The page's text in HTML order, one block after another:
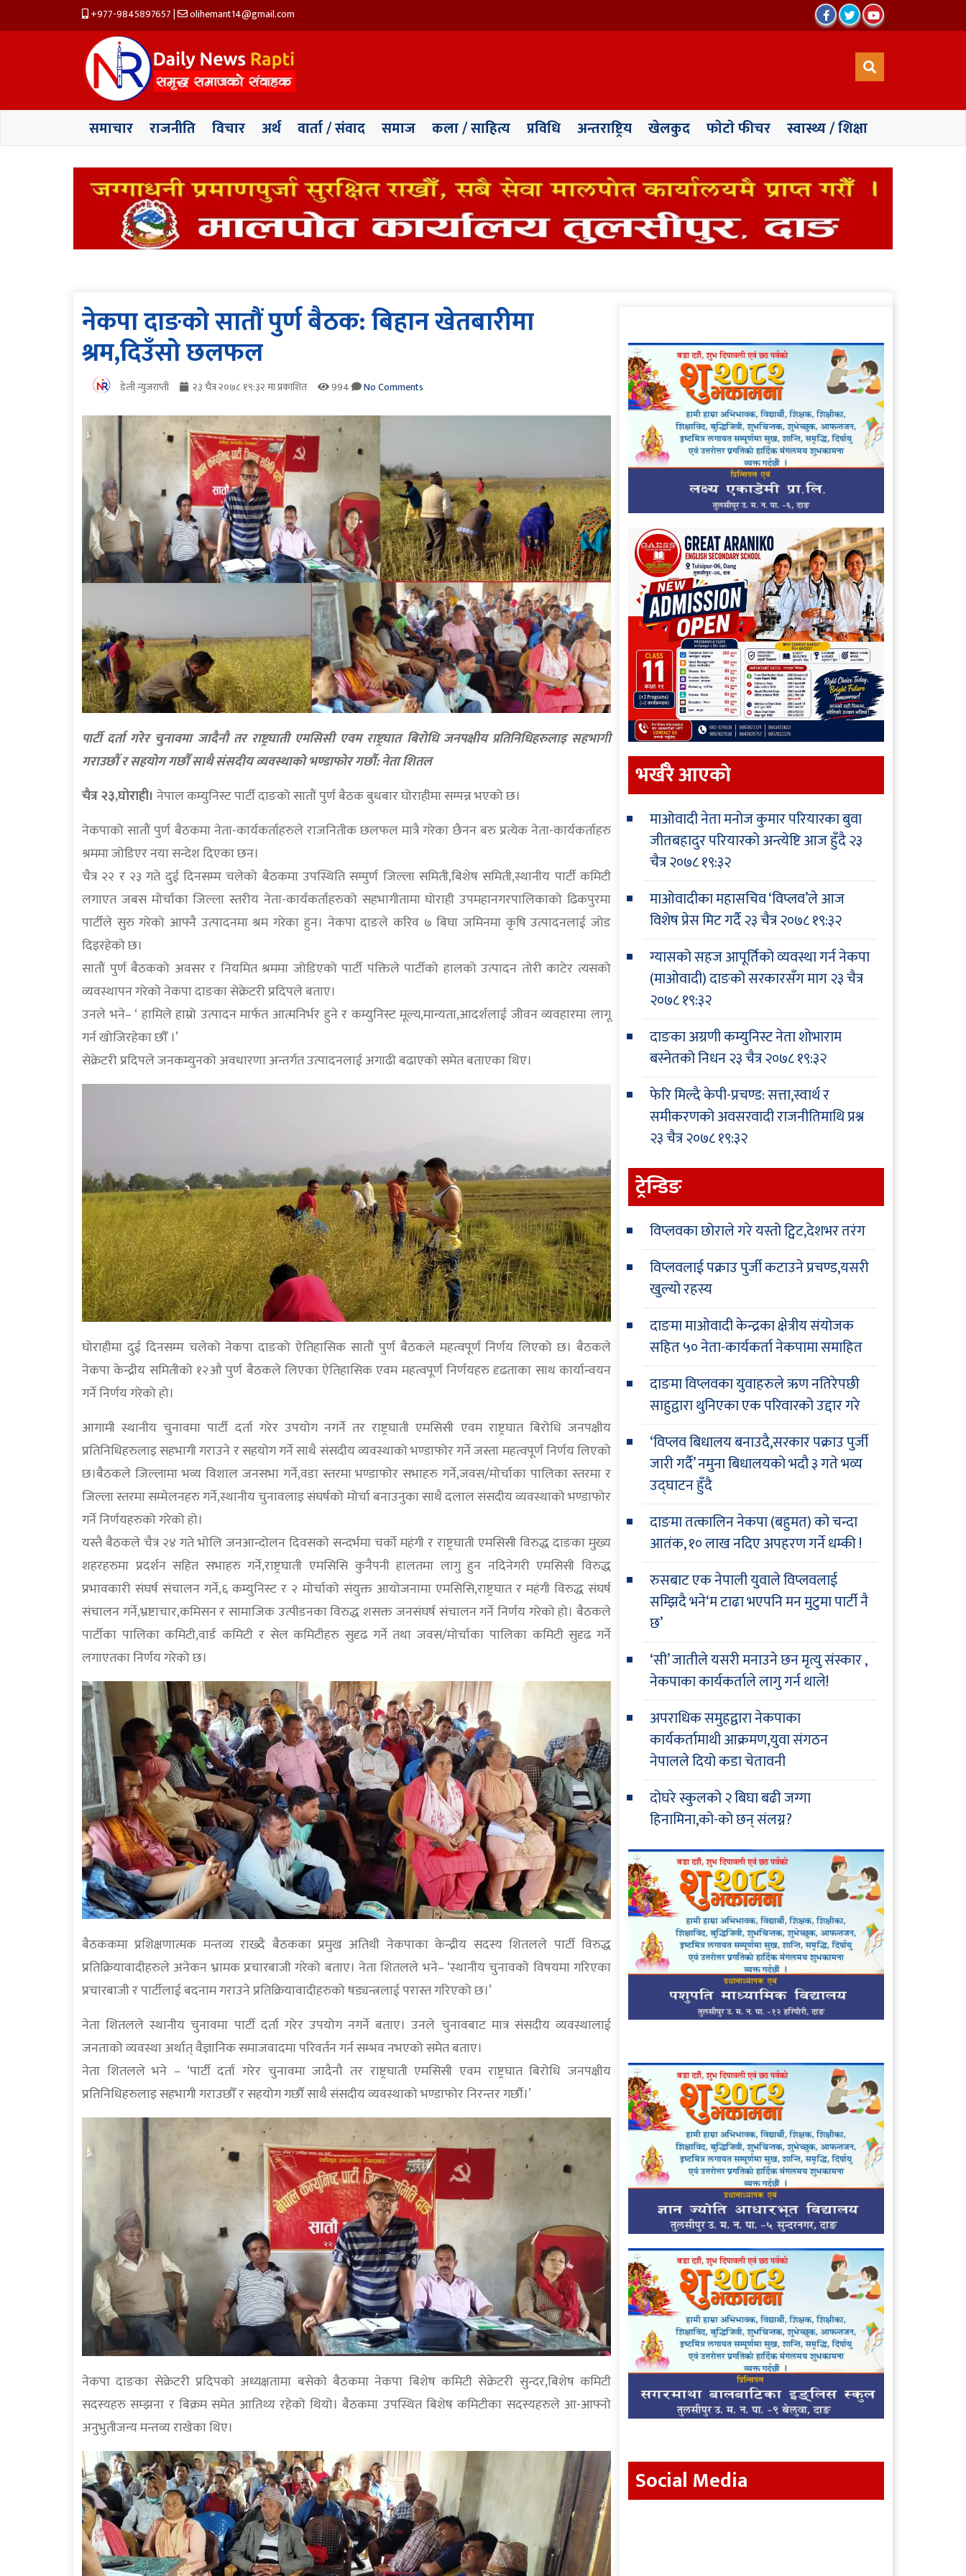
+977-9845897657| olihemant14@gmail.com
समाचार राजनीति विचार अर्थ वार्ता / संवाद समाज कला / साहित्य प्रविधि अन्तराष्ट्रिय खेलकुद फाेटाे फीचर स्वास्थ्य / शिक्षा
नेकपा दाङको सातौं पुर्ण बैठक: बिहान खेतबारीमा
श्रम,दिउँसो छलफल
डेली न्युजराप्ती २३ चैत्र २०७८ १९:३२ मा प्रकाशित 994 No Comments
पार्टी दर्ता गरेर चुनावमा जादैनौ तर राष्ट्रघाती एमसिसी एवम राष्ट्रघात बिरोधि जनपक्षीय प्रतिनिधिहरुलाइ सहभागी
गराउछौँ र सहयोग गर्छौं साथै संसदीय व्यवस्थाको भण्डाफोर गर्छौ: नेता शितल
चैत्र २३,घोराही। नेपाल कम्युनिस्ट पार्टी दाङको सातौं पुर्ण बैठक बुधबार घोराहीमा सम्पन्न भएको छ।
नेकपाको सातौं पुर्ण बैठकमा नेता-कार्यकर्ताहरुले राजनितीक छलफल मात्रै गरेका छैनन बरु प्रत्येक नेता-कार्यकर्ताहरु
श्रममा जोडिएर नया सन्देश दिएका छन।
चैत्र २२ र २३ गते दुई दिनसम्म चलेको बैठकमा उपस्थिति सम्पुर्ण जिल्ला समिती,बिशेष समिती,स्थानीय पार्टी कमिटी
लगाएत जबस मोर्चाका जिल्ला स्तरीय नेता-कार्यकर्ताहरुको सहभागीतामा घोराही उपमहानगरपालिकाको ढिकपुरमा
पार्टीले सुरु गरेको आफ्नै उत्पादनमा श्रम गरेका हुन। नेकपा दाङले करिव ७ बिघा जमिनमा कृषि उत्पादनलाई जोड
दिइरहेको छ।
सातौं पुर्ण बैठकको अवसर र नियमित श्रममा जोडिएको पार्टी पंक्तिले पार्टीको हालको उत्पादन तोरी काटेर त्यसको
व्यवस्थापन गरेको नेकपा दाङका सेक्रेटरी प्रदिपले बताए।
उनले भने– ‘ हामिले हाम्रो उत्पादन मार्फत आत्मनिर्भर हुने र कम्युनिस्ट मूल्य,मान्यता,आदर्शलाई जीवन व्यवहारमा लागू
गर्न खोजिरहेका छौँ ।’
सेक्रेटरी प्रदिपले जनकम्युनको अवधारणा अन्तर्गत उत्पादनलाई अगाढी बढाएको समेत बताएका थिए।
घोराहीमा दुई दिनसम्म चलेको नेकपा दाङको ऐतिहासिक सातौं पुर्ण बैठकले महत्वपूर्ण निर्णय लिएको छ। बैठकले
नेकपा केन्द्रीय समितीको १२औ पुर्ण बैठकले लिएका ऐतिहासिक एवम महत्वपूर्ण निर्णयहरु दृढताका साथ कार्यान्वयन
गर्ने निर्णय गरेको हो।
आगामी स्थानीय चुनावमा पार्टी दर्ता गरेर उपयोग नगर्ने तर राष्ट्रघाती एमसिसी एवम राष्ट्रघात बिरोधि जनपक्षीय
प्रतिनिधिहरुलाइ सहभागी गराउने र सहयोग गर्ने साथै संसदीय व्यवस्थाको भण्डाफोर गर्ने जस्ता महत्वपूर्ण निर्णय लिएको
छ।बैठकले जिल्लामा भव्य विशाल जनसभा गर्ने,वडा स्तरमा भण्डाफोर सभाहरु गर्ने,जवस/मोर्चाका पालिका स्तरमा र
जिल्ला स्तरमा सम्मेलनहरु गर्ने,स्थानीय चुनावलाइ संघर्षको मोर्चा बनाउनुका साथै दलाल संसदीय व्यवस्थाको भण्डाफोर
गर्ने निर्णयहरुको गरेको हो।
यस्तै बैठकले चैत्र २४ गते भोलि जनआन्दोलन दिवसको सन्दर्भमा चर्को महंगी र राष्ट्रघाती एमसिसी विरुद्ध दाङका मुख्य
शहरहरुमा प्रदर्शन सहित सभाहरु गर्ने,राष्ट्रघाती एमसिसि कुनैपनी हालतमा लागु हुन नदिनेगरी एमसिसी विरुद्ध
प्रभावकारी संघर्ष संचालन गर्ने,६ कम्युनिस्ट र २ मोर्चाको संयुक्त आयोजनामा एमसिसि,राष्ट्रघात र महंगी विरुद्ध संघर्ष
संचालन गर्ने,भ्रष्टाचार,कमिसन र सामाजिक उत्पीडनका विरुद्ध शसक्त जनसंघर्ष संचालन गर्ने निर्णय गरेको हो। बैठकले
पार्टीका पालिका कमिटी,वार्ड कमिटी र सेल कमिटीहरु सुदृढ गर्ने तथा जवस/मोर्चाका पालिका कमिटी सुदृढ गर्ने
लगाएतका निर्णय गरेको छ।
बैठककमा प्रशिक्षणात्मक मन्तव्य राख्दै बैठकका प्रमुख अतिथी नेकपाका केन्द्रीय सदस्य शितलले पार्टी विरुद्ध
प्रतिक्रियावादीहरुले अनेकन भ्रामक प्रचारबाजी गरेको बताए। नेता शितलले भने– ‘स्थानीय चुनावको विषयमा गरिएका
प्रचारबाजी र पार्टीलाई बदनाम गराउने प्रतिक्रियावादीहरुको षड्यन्त्रलाई परास्त गरिएको छ।’
नेता शितलले स्थानीय चुनावमा पार्टी दर्ता गरेर उपयोग नगर्ने बताए। उनले चुनावबाट मात्र संसदीय व्यवस्थालाई
जनताको व्यवस्था अर्थात् वैज्ञानिक समाजवादमा परिवर्तन गर्न सम्भव नभएको समेत बताए।
नेता शितलले भने – ‘पार्टी दर्ता गरेर चुनावमा जादैनौ तर राष्ट्रघाती एमसिसी एवम राष्ट्रघात बिरोधि जनपक्षीय
प्रतिनिधिहरुलाइ सहभागी गराउछौँ र सहयोग गर्छौं साथै संसदीय व्यवस्थाको भण्डाफोर निरन्तर गर्छौ।’
नेकपा दाङका सेक्रेटरी प्रदिपको अध्यक्षतामा बसेको बैठकमा नेकपा बिशेष कमिटी सेक्रेटरी सुन्दर,बिशेष कमिटी
सदस्यहरु सम्झना र बिक्रम समेत आतिथ्य रहेको थियो। बैठकमा उपस्थित बिशेष कमिटीका सदस्यहरुले आ-आफ्नो
अनुभुतीजन्य मन्तव्य राखेका थिए।
भर्खरै आएकाे
माओवादी नेता मनोज कुमार परियारका बुवा
जीतबहादुर परियारको अन्त्येष्टि आज हुँदै२३
चैत्र २०७८ १९:३२
माओवादीका महासचिव ‘विप्लव’ले आज
विशेष प्रेस मिट गर्दै२३ चैत्र २०७८ १९:३२
ग्यासको सहज आपूर्तिको व्यवस्था गर्न नेकपा
(माओवादी) दाङको सरकारसँग माग२३ चैत्र
२०७८ १९:३२
दाङका अग्रणी कम्युनिस्ट नेता शोभाराम
बस्नेतको निधन२३ चैत्र २०७८ १९:३२
फेरि मिल्दै केपी-प्रचण्ड: सत्ता,स्वार्थ र
समीकरणको अवसरवादी राजनीतिमाथि प्रश्न
२३ चैत्र २०७८ १९:३२
ट्रेन्डिङ
विप्लवका छोराले गरे यस्तो ट्विट,देशभर तरंग
विप्लवलाई पक्राउ पुर्जी कटाउने प्रचण्ड,यसरी
खुल्यो रहस्य
दाङमा माओवादी केन्द्रका क्षेत्रीय संयोजक
सहित ५० नेता-कार्यकर्ता नेकपामा समाहित
दाङमा विप्लवका युवाहरुले ऋण नतिरेपछी
साहुद्वारा थुनिएका एक परिवारको उद्दार गरे
‘विप्लव बिधालय बनाउदै,सरकार पक्राउ पुर्जी
जारी गर्दै’ नमुना बिधालयको भदौ ३ गते भव्य
उद्घाटन हुँदै
दाङमा तत्कालिन नेकपा (बहुमत) को चन्दा
आतंक, १० लाख नदिए अपहरण गर्ने धम्की !
रुसबाट एक नेपाली युवाले विप्लवलाई
सम्झिदै भने‘म टाढा भएपनि मन मुटुमा पार्टी नै
छ’
‘सी’ जातीले यसरी मनाउने छन मृत्यु संस्कार ,
नेकपाका कार्यकर्ताले लागु गर्न थाले!
अपराधिक समुहद्वारा नेकपाका
कार्यकर्तामाथी आक्रमण,युवा संगठन
नेपालले दियो कडा चेतावनी
दोघरे स्कुलको २ बिघा बढी जग्गा
हिनामिना,को-को छन् संलग्न?
Social Media